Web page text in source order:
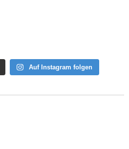
Auf Instagram folgen